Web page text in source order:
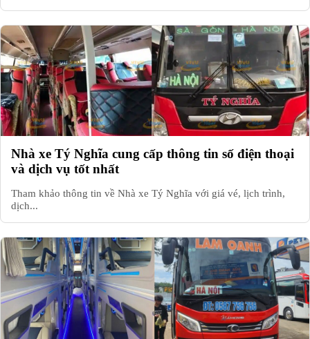
Nhà xe Tý Nghĩa cung cấp thông tin số điện thoại
và dịch vụ tốt nhất
Tham khảo thông tin về Nhà xe Tý Nghĩa với giá vé, lịch trình,
dịch...